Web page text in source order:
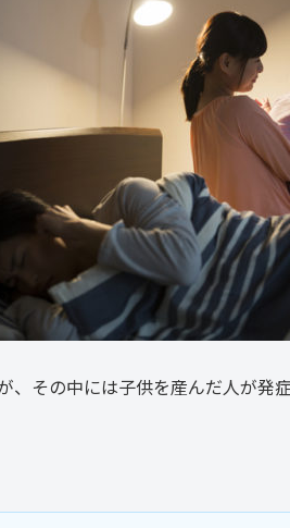
、その中には子供を産んだ人が発